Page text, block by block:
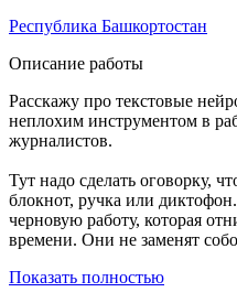
Республика Башкортостан
Описание работы
Расскажу про текстовые
неплохим инструментом в
журналистов.
Тут надо сделать оговорку,
блокнот, ручка или
черновую работу, которая
времени. Они не заменят
Показать полностью